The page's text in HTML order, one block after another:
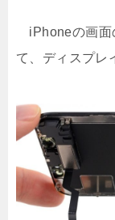
iPhoneの画面
て、ディスプレ